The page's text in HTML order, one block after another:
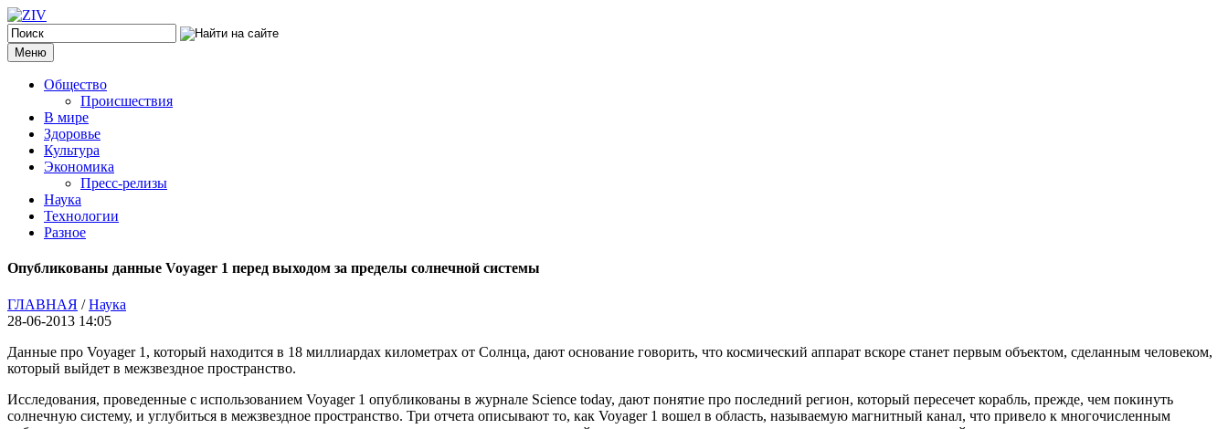
Меню
Общество
Происшествия
В мире
Здоровье
Культура
Экономика
Пресс-релизы
Наука
Технологии
Разное
Опубликованы данные Voyager 1 перед выходом за пределы солнечной системы
ГЛАВНАЯ /Наука
28-06-2013 14:05
Данные про Voyager 1, который находится в 18 миллиардах километрах от Солнца, дают основание говорить, что космический аппарат вскоре станет первым объектом, сделанным человеком,
который выйдет в межзвездное пространство.
Исследования, проведенные с использованием Voyager 1 опубликованы в журнале Science today, дают понятие про последний регион, который пересечет корабль, прежде, чем покинуть
солнечную систему, и углубиться в межзвездное пространство. Три отчета описывают то, как Voyager 1 вошел в область, называемую магнитный канал, что привело к многочисленным